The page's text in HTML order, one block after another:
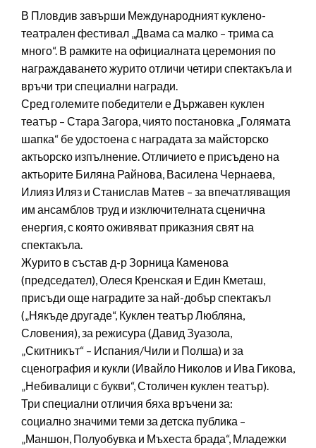
В Пловдив завърши Международният куклено-
театрален фестивал „Двама са малко – трима са
много“. В рамките на официалната церемония по
награждаването журито отличи четири спектакъла и
връчи три специални награди.
Сред големите победители е Държавен куклен
театър – Стара Загора, чиято постановка „Голямата
шапка“ бе удостоена с наградата за майсторско
актьорско изпълнение. Отличието е присъдено на
актьорите Биляна Райнова, Василена Чернаева,
Илияз Иляз и Станислав Матев – за впечатляващия
им ансамблов труд и изключителната сценична
енергия, с която оживяват приказния свят на
спектакъла.
Журито в състав д-р Зорница Каменова
(председател), Олеся Кренская и Един Кметаш,
присъди още наградите за най-добър спектакъл
(„Някъде другаде“, Куклен театър Любляна,
Словения), за режисура (Давид Зуазола,
„Скитникът“ – Испания/Чили и Полша) и за
сценография и кукли (Ивайло Николов и Ива Гикова,
„Небивалици с букви“, Столичен куклен театър).
Три специални отличия бяха връчени за:
социално значими теми за детска публика –
„Маншон, Полуобувка и Мъхеста брада“, Младежки